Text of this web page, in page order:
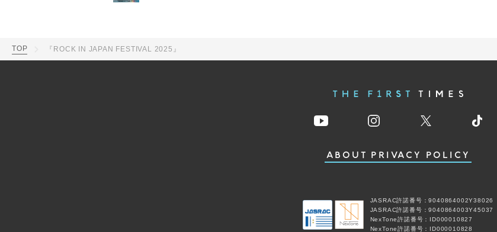
TOP 『ROCK IN JAPAN FESTIVAL 2025』
ABOUT PRIVACY POLICY
JASRAC許諾番号：9040864002Y38026
JASRAC許諾番号：9040864003Y45037
NexTone許諾番号：ID000010827
NexTone許諾番号：ID000010828